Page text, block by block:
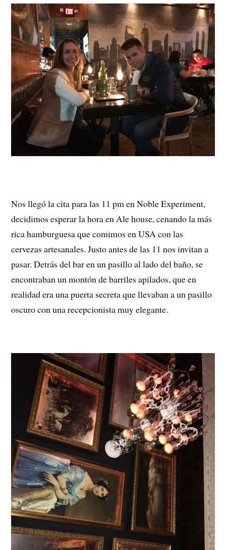
Nos llegó la cita para las 11 pm en Noble Experiment,
decidimos esperar la hora en Ale house, cenando la más
rica hamburguesa que comimos en USA con las
cervezas artesanales. Justo antes de las 11 nos invitan a
pasar. Detrás del bar en un pasillo al lado del baño, se
encontraban un montón de barriles apilados, que en
realidad era una puerta secreta que llevaban a un pasillo
oscuro con una recepcionista muy elegante.